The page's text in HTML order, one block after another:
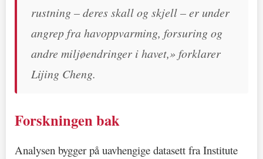
rustning – deres skall og skjell – er under
angrep fra havoppvarming, forsuring og
andre miljøendringer i havet,» forklarer
Lijing Cheng.
Forskningen bak
Analysen bygger på uavhengige datasett fra Institute